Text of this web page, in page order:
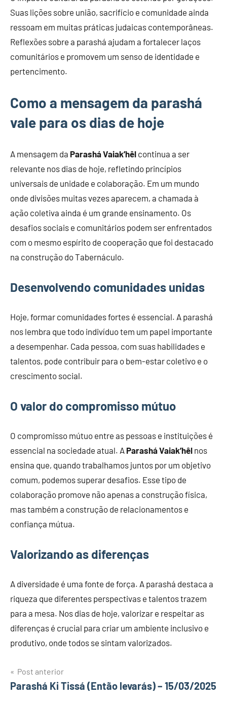
Suas lições sobre união, sacrifício e comunidade ainda
ressoam em muitas práticas judaicas contemporâneas.
Reflexões sobre a parashá ajudam a fortalecer laços
comunitários e promovem um senso de identidade e
pertencimento.
Como a mensagem da parashá
vale para os dias de hoje
A mensagem da Parashá Vaiak’hêl continua a ser
relevante nos dias de hoje, refletindo princípios
universais de unidade e colaboração. Em um mundo
onde divisões muitas vezes aparecem, a chamada à
ação coletiva ainda é um grande ensinamento. Os
desafios sociais e comunitários podem ser enfrentados
com o mesmo espírito de cooperação que foi destacado
na construção do Tabernáculo.
Desenvolvendo comunidades unidas
Hoje, formar comunidades fortes é essencial. A parashá
nos lembra que todo indivíduo tem um papel importante
a desempenhar. Cada pessoa, com suas habilidades e
talentos, pode contribuir para o bem-estar coletivo e o
crescimento social.
O valor do compromisso mútuo
O compromisso mútuo entre as pessoas e instituições é
essencial na sociedade atual. A Parashá Vaiak’hêl nos
ensina que, quando trabalhamos juntos por um objetivo
comum, podemos superar desafios. Esse tipo de
colaboração promove não apenas a construção física,
mas também a construção de relacionamentos e
confiança mútua.
Valorizando as diferenças
A diversidade é uma fonte de força. A parashá destaca a
riqueza que diferentes perspectivas e talentos trazem
para a mesa. Nos dias de hoje, valorizar e respeitar as
diferenças é crucial para criar um ambiente inclusivo e
produtivo, onde todos se sintam valorizados.
Navegação
de
Post anterior
Parashá Ki Tissá (Então levarás) – 15/03/2025